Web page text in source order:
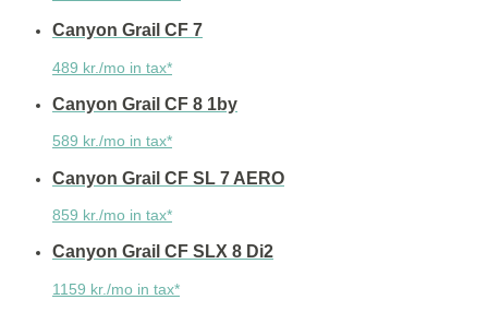
Canyon Grail CF 7
489 kr./mo in tax*
Canyon Grail CF 8 1by
589 kr./mo in tax*
Canyon Grail CF SL 7 AERO
859 kr./mo in tax*
Canyon Grail CF SLX 8 Di2
1159 kr./mo in tax*